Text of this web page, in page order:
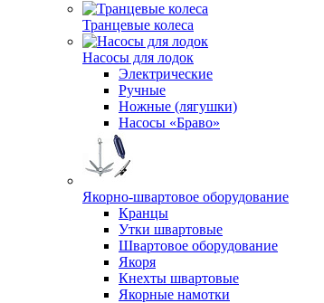
Транцевые колеса
Насосы для лодок
Электрические
Ручные
Ножные (лягушки)
Насосы «Браво»
Якорно-швартовое оборудование
Кранцы
Утки швартовые
Швартовое оборудование
Якоря
Кнехты швартовые
Якорные намотки